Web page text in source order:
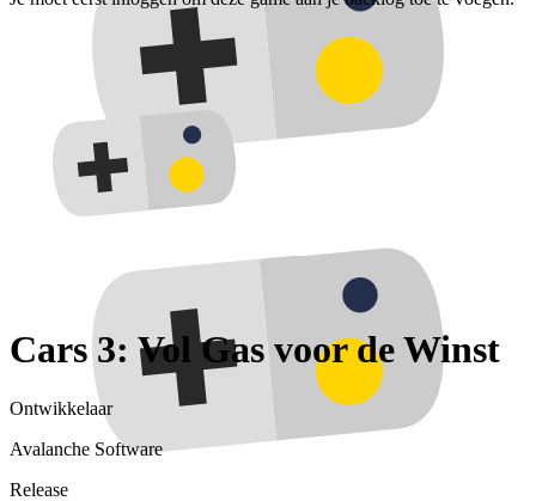
Cars 3: Vol Gas voor de Winst
Ontwikkelaar
Avalanche Software
Release